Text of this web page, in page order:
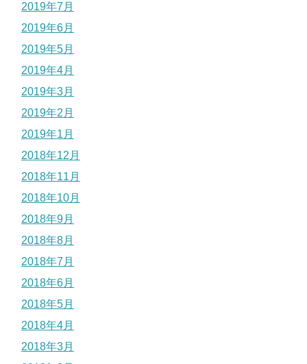
2019年7月
2019年6月
2019年5月
2019年4月
2019年3月
2019年2月
2019年1月
2018年12月
2018年11月
2018年10月
2018年9月
2018年8月
2018年7月
2018年6月
2018年5月
2018年4月
2018年3月